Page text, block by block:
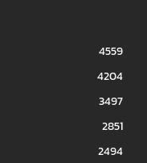
4559
4204
3497
2851
2494